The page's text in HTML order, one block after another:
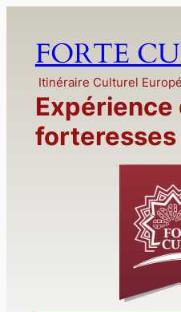
contenuFORTE
Itinéraire Culturel
Expérience
forteresses